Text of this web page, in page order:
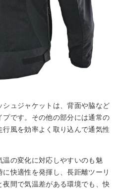
ュジャケットは、背面や脇など
です。その他の部分には通常の
風を効率よく取り込んで通気性
の変化に対応しやすいのも魅
快適性を発揮し、長距離ツーリ
夜間で気温差がある環境でも、快